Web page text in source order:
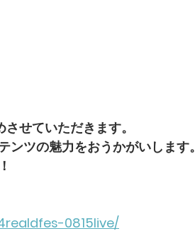
せていただきます。
ツの魅力をおうかがいします。
0815live/